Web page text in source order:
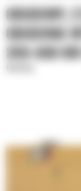
OBUDOWY,
OBUDOWA
350-600 KW